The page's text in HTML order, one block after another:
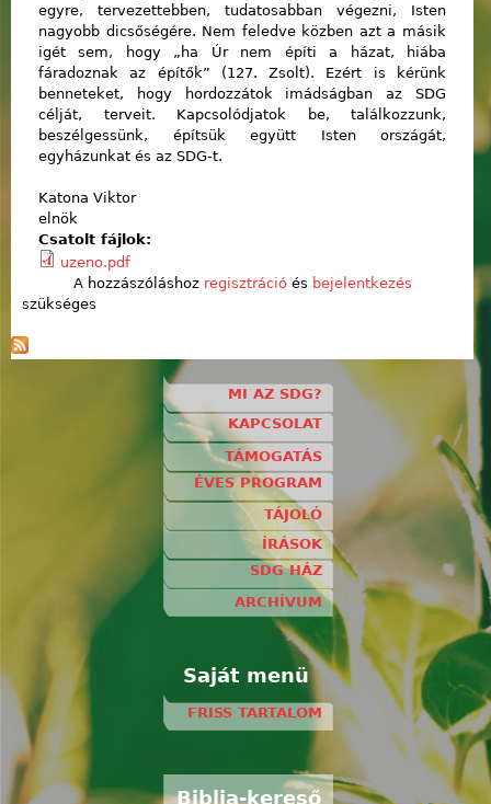
egyre, tervezettebben, tudatosabban végezni, Isten
nagyobb dicsőségére. Nem feledve közben azt a másik
igét sem, hogy „ha Úr nem építi a házat, hiába
fáradoznak az építők” (127. Zsolt). Ezért is kérünk
benneteket, hogy hordozzátok imádságban az SDG
célját, terveit. Kapcsolódjatok be, találkozzunk,
beszélgessünk, építsük együtt Isten országát,
egyházunkat és az SDG-t.
Katona Viktor
elnök
Csatolt fájlok:
uzeno.pdf
A hozzászóláshoz regisztrációés bejelentkezés
szükséges
MI AZ SDG?
KAPCSOLAT
TÁMOGATÁS
ÉVES PROGRAM
TÁJOLÓ
ÍRÁSOK
SDG HÁZ
ARCHÍVUM
Saját menü
FRISS TARTALOM
Biblia-kereső